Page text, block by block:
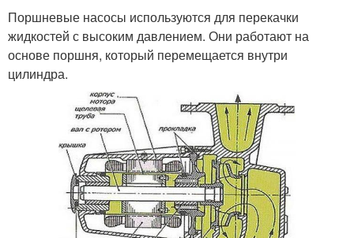
Поршневые насосы используются для перекачки
жидкостей с высоким давлением. Они работают на
основе поршня, который перемещается внутри
цилиндра.